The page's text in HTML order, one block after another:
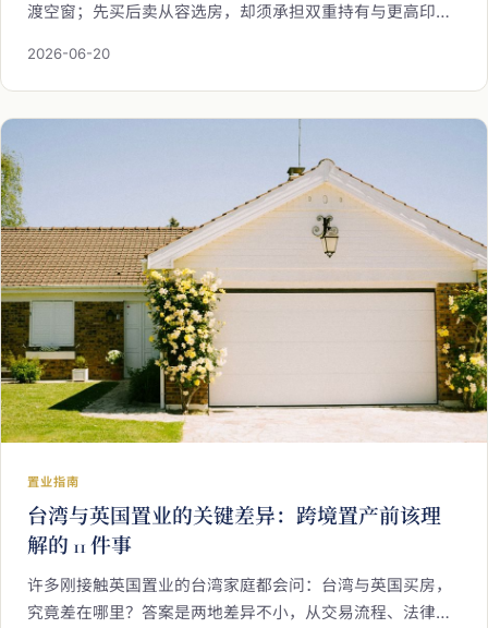
渡空窗；先买后卖从容选房，却须承担双重持有与更高印花
国物业的您做出更稳健的置业决策。
2026-06-20
置业指南
台湾与英国置业的关键差异：跨境置产前该理
解的 11 件事
许多刚接触英国置业的台湾家庭都会问：台湾与英国买房，
究竟差在哪里？答案是两地差异不小，从交易流程、法律程